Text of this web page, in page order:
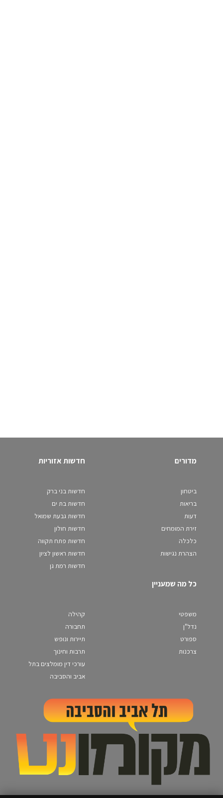
מדורים
ביטחון
בריאות
דעות
זירת המומחים
כלכלה
הצהרת נגישות
חדשות אזוריות
חדשות בני ברק
חדשות בת ים
חדשות גבעת שמואל
חדשות חולון
חדשות פתח תקווה
חדשות ראשון לציון
חדשות רמת גן
כל מה שמעניין
משפטי
נדל"ן
ספורט
צרכנות
קהילה
תחבורה
תיירות ונופש
תרבות וחינוך
עורכי דין מומלצים בתל
אביב והסביבה